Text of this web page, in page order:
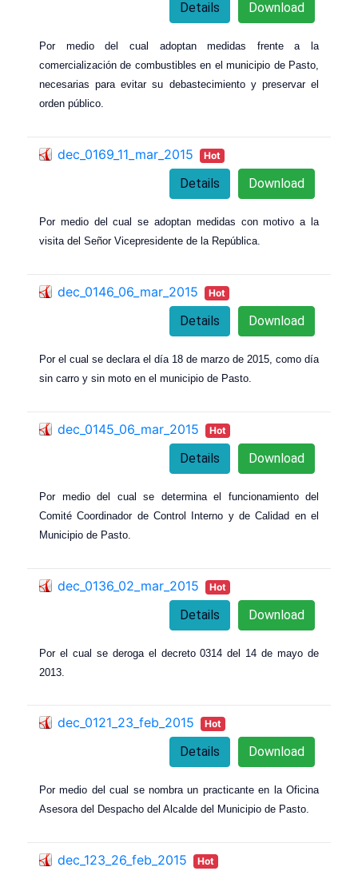
Download
Details
Por medio del cual adoptan medidas frente a la
comercialización de combustibles en el municipio de Pasto,
necesarias para evitar su debastecimiento y preservar el
orden público.
dec_0169_11_mar_2015 Hot
Download
Details
Por medio del cual se adoptan medidas con motivo a la
visita del Señor Vicepresidente de la República.
dec_0146_06_mar_2015 Hot
Download
Details
Por el cual se declara el día 18 de marzo de 2015, como día
sin carro y sin moto en el municipio de Pasto.
dec_0145_06_mar_2015 Hot
Download
Details
Por medio del cual se determina el funcionamiento del
Comité Coordinador de Control Interno y de Calidad en el
Municipio de Pasto.
dec_0136_02_mar_2015 Hot
Download
Details
Por el cual se deroga el decreto 0314 del 14 de mayo de
2013.
dec_0121_23_feb_2015 Hot
Download
Details
Por medio del cual se nombra un practicante en la Oficina
Asesora del Despacho del Alcalde del Municipio de Pasto.
dec_123_26_feb_2015 Hot